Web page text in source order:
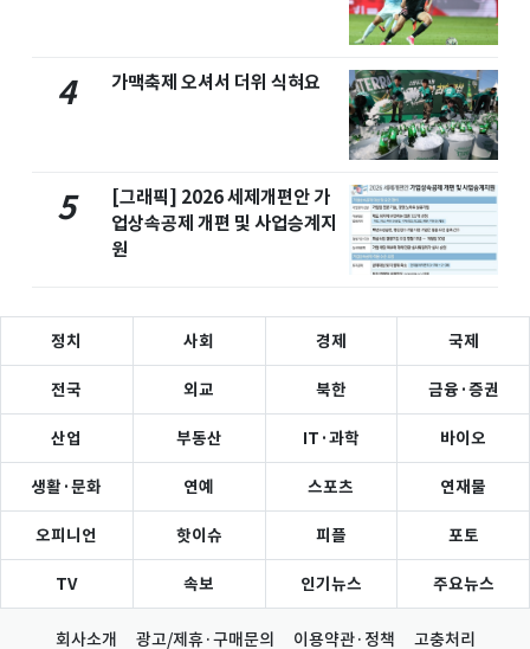
4 가맥축제 오셔서 더위 식혀요
5
[그래픽] 2026 세제개편안 가
업상속공제 개편 및 사업승계지
원
정치 사회 경제 국제
전국 외교 북한 금융·증권
산업 부동산 IT·과학 바이오
생활·문화 연예 스포츠 연재물
오피니언 핫이슈 피플 포토
TV 속보 인기뉴스 주요뉴스
회사소개 광고/제휴·구매문의 이용약관·정책 고충처리